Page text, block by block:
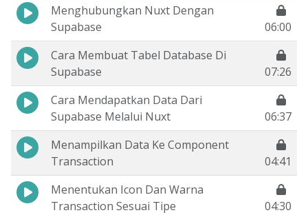
Menghubungkan Nuxt Dengan
Supabase
06:00
Cara Membuat Tabel Database Di
Supabase
07:26
Cara Mendapatkan Data Dari
Supabase Melalui Nuxt
06:37
Menampilkan Data Ke Component
Transaction
04:41
Menentukan Icon Dan Warna
Transaction Sesuai Tipe
04:30